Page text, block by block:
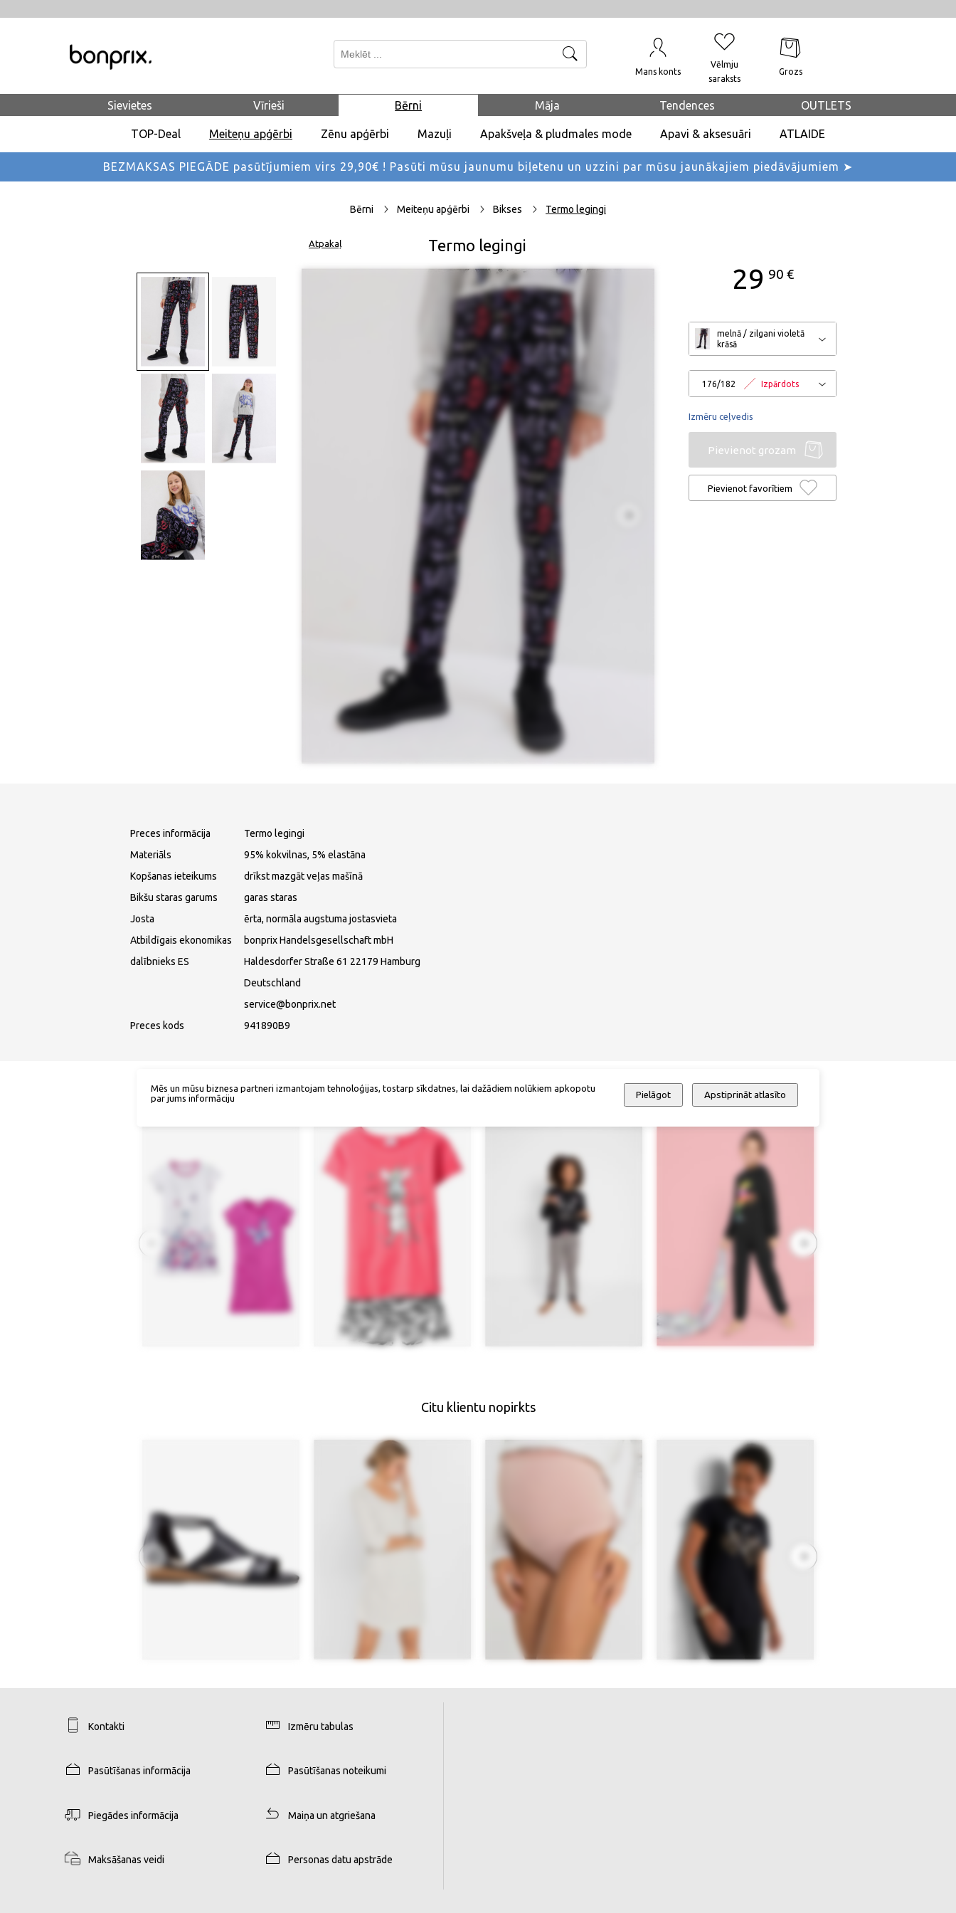
Meklēt
Mans konts
Vēlmju
saraksts
Grozs
Sievietes Vīrieši Bērni
TOP-Deal Meiteņu apģērbi Zēnu apģērbi Mazuļi Apakšveļa & pludmales mode Apavi & aksesuāri ATLAIDE
Māja Tendences OUTLETS
BEZMAKSAS PIEGĀDE pasūtījumiem virs 29,90€ ! Pasūti mūsu jaunumu biļetenu un uzzini par mūsu jaunākajiem piedāvājumiem ➤
Bērni Meiteņu apģērbi Bikses Termo legingi
Atpakaļ Termo legingi
29 90 €
melnā / zilgani violetā
krāsā
176/182 Izpārdots
Izmēru ceļvedis
Pievienot grozam
Pievienot favorītiem
Preces informācija
Termo legingi
Materiāls
95% kokvilnas, 5% elastāna
Kopšanas ieteikums
drīkst mazgāt veļas mašīnā
Bikšu staras garums
garas staras
Josta
ērta, normāla augstuma jostasvieta
Atbildīgais ekonomikas
dalībnieks ES
bonprix Handelsgesellschaft mbH
Haldesdorfer Straße 61 22179 Hamburg
Deutschland
service@bonprix.net
Preces kods
941890B9
Mēs iesakām
Citu klientu nopirkts
Kontakti Izmēru tabulas
Pasūtīšanas informācija Pasūtīšanas noteikumi
Piegādes informācija Maiņa un atgriešana
Maksāšanas veidi Personas datu apstrāde
Mēs un mūsu biznesa partneri izmantojam tehnoloģijas, tostarp sīkdatnes, lai dažādiem nolūkiem apkopotu
par jums informāciju
Pielāgot Apstiprināt atlasīto